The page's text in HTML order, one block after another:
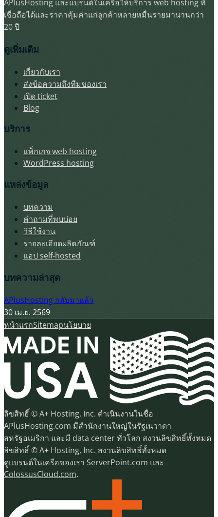
APlusHosting และแบรนด์ในเครือให้บริการ web hosting ที่
เชื่อถือได้และราคาคุ้มค่าแก่ลูกค้าหลายหมื่นรายมานานกว่า
20 ปี
ดูเพิ่มเติม
เกี่ยวกับเรา
ส่งข้อความถึงทีมของเรา
เปิด ticket
Blog
บริการ
แพ็กเกจ web hosting
WordPress hosting
แหล่งข้อมูล
บทความ
คำถามที่พบบ่อย
วิธีใช้งาน
รายละเอียดผลิตภัณฑ์
แอป self-hosted
บทความล่าสุด
APlusHosting กลับมาแล้ว
30 เม.ย. 2569
หน้าแรกSitemapนโยบาย
ลิขสิทธิ์ © A+ Hosting, Inc. ดำเนินงานในชื่อ
APlusHosting.com มีสำนักงานใหญ่ในรัฐเนวาดา
สหรัฐอเมริกา และมี data center ทั่วโลก สงวนลิขสิทธิ์ทั้งหมด
ลิขสิทธิ์ © A+ Hosting, Inc. สงวนลิขสิทธิ์ทั้งหมด
ดูแบรนด์ในเครือของเรา ServerPoint.com และ
ColossusCloud.com.